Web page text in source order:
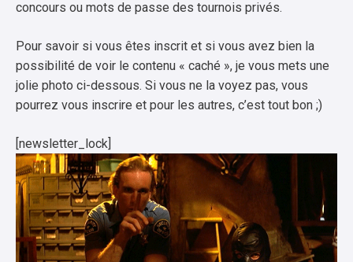
concours ou mots de passe des tournois privés.
Pour savoir si vous êtes inscrit et si vous avez bien la
possibilité de voir le contenu « caché », je vous mets une
jolie photo ci-dessous. Si vous ne la voyez pas, vous
pourrez vous inscrire et pour les autres, c’est tout bon ;)
[newsletter_lock]